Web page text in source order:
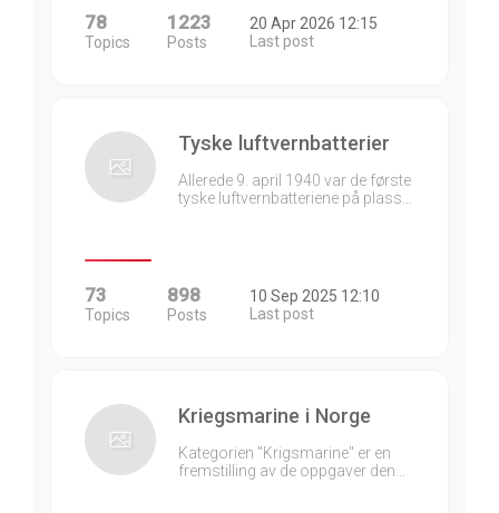
78
Topics
1223
Posts
20 Apr 2026 12:15
Last post
Tyske luftvernbatterier
Allerede 9. april 1940 var de første
tyske luftvernbatteriene på plass…
73
Topics
898
Posts
10 Sep 2025 12:10
Last post
Kriegsmarine i Norge
Kategorien "Krigsmarine" er en
fremstilling av de oppgaver den…